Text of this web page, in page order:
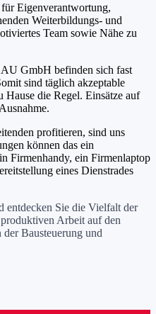
Eigenverantwortung,
Weiterbildungs- und
Team sowie Nähe zu
GmbH befinden sich fast
sind täglich akzeptable
Hause die Regel. Einsätze auf
profitieren, sind uns
können das ein
Firmenhandy, ein Firmenlaptop
eines Dienstrades
entdecken Sie die Vielfalt der
Arbeit auf den
Bausteuerung und